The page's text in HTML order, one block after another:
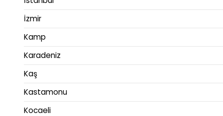
İzmir
Kamp
Karadeniz
Kaş
Kastamonu
Kocaeli